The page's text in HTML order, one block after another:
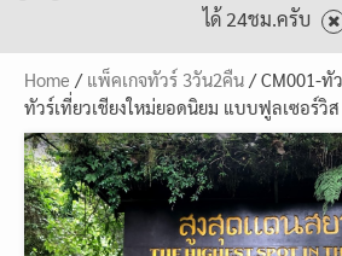
ได้ 24ชม.ครับ
Home / แพ็คเกจทัวร์ 3วัน2คืน / CM001-ทั
ทัวร์เที่ยวเชียงใหม่ยอดนิยม แบบฟูลเซอร์วิส